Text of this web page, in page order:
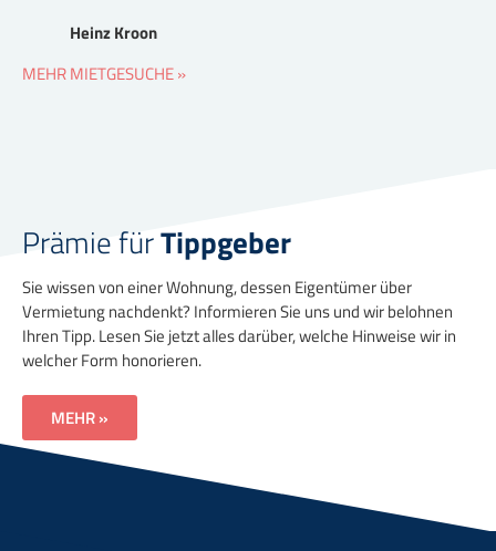
Heinz Kroon
MEHR MIETGESUCHE »
Prämie fürTippgeber
Sie wissen von einer Wohnung, dessen Eigentümer über
Vermietung nachdenkt? Informieren Sie uns und wir belohnen
Ihren Tipp. Lesen Sie jetzt alles darüber, welche Hinweise wir in
welcher Form honorieren.
MEHR »